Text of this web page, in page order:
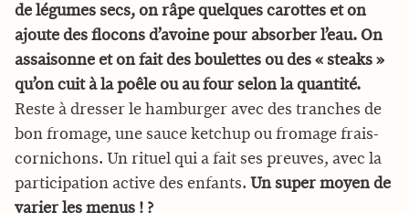
de légumes secs, on râpe quelques carottes et on
ajoute des flocons d’avoine pour absorber l’eau. On
assaisonne et on fait des boulettes ou des « steaks »
qu’on cuit à la poêle ou au four selon la quantité.
Reste à dresser le hamburger avec des tranches de
bon fromage, une sauce ketchup ou fromage frais-
cornichons. Un rituel qui a fait ses preuves, avec la
participation active des enfants. Un super moyen de
varier les menus ! ?